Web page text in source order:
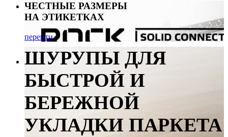
ЧЕСТНЫЕ РАЗМЕРЫ
НА ЭТИКЕТКАХ
перейти
ШУРУПЫ ДЛЯ
БЫСТРОЙ И
БЕРЕЖНОЙ
УКЛАДКИ ПАРКЕТА